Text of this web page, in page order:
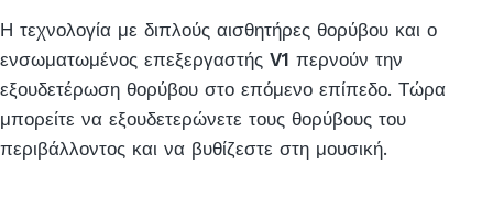
Η τεχνολογία με διπλούς αισθητήρες θορύβου και ο
ενσωματωμένος επεξεργαστής V1 περνούν την
εξουδετέρωση θορύβου στο επόμενο επίπεδο. Τώρα
μπορείτε να εξουδετερώνετε τους θορύβους του
περιβάλλοντος και να βυθίζεστε στη μουσική.